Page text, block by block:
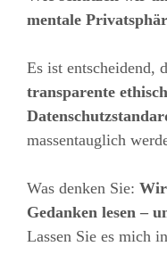
mentale
Es ist entscheidend,
transparente
massentauglich
Was denken Sie:
Gedanken lesen –
Lassen Sie es mich